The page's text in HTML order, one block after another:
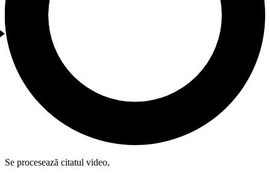
Se procesează citatul video,